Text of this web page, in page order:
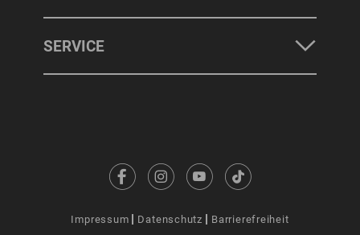
SERVICE
Impressum Datenschutz Barrierefreiheit